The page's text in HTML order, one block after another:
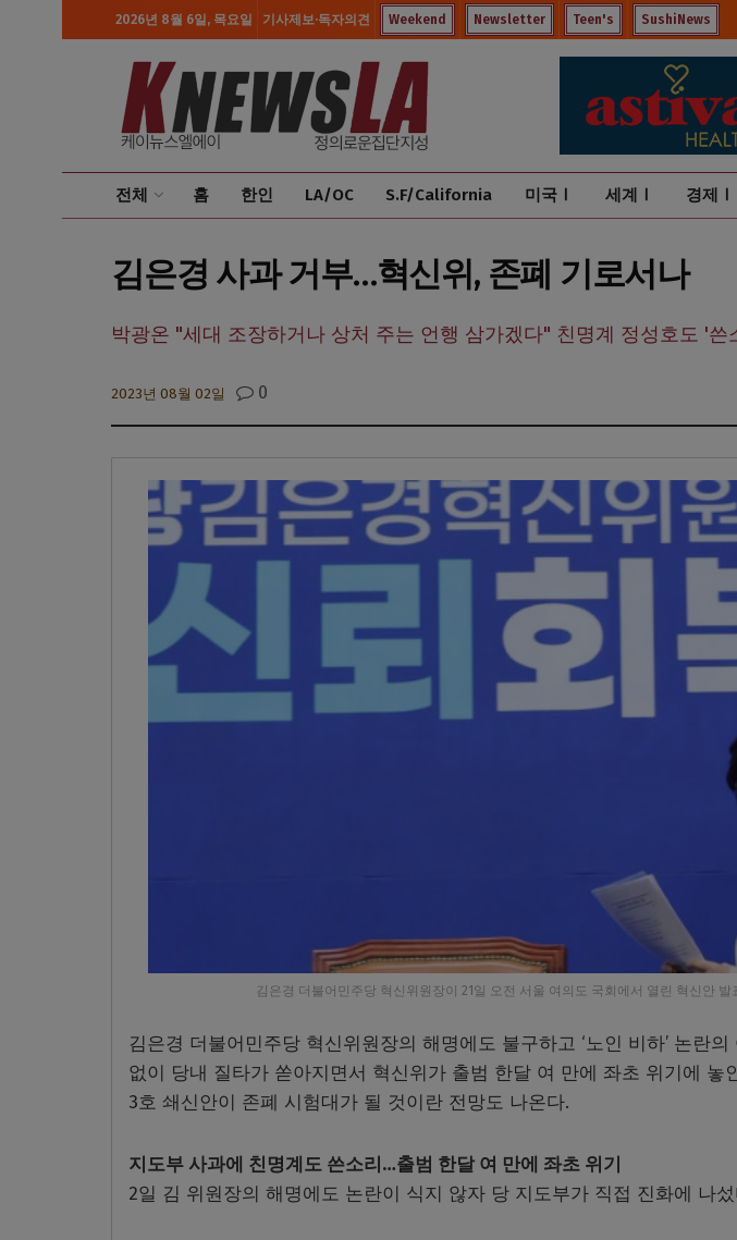
2026년 8월 6일, 목요일 기사제보·독자의견 Weekend Newsletter Teen's SushiNews
전체 홈 한인 LA/OC S.F/California 미국Ⅰ 세계Ⅰ 경제Ⅰ
김은경 사과 거부…혁신위, 존폐 기로서나
박광온 "세대 조장하거나 상처 주는 언행 삼가겠다" 친명계 정성호도 '
2023년 08월 02일 0
김은경 더불어민주당 혁신위원장이 21일 오전 서울 여의도 국회에서 열린 혁신안
김은경 더불어민주당 혁신위원장의 해명에도 불구하고 ‘노인 비하’ 논란
없이 당내 질타가 쏟아지면서 혁신위가 출범 한달 여 만에 좌초 위기에 놓
3호 쇄신안이 존폐 시험대가 될 것이란 전망도 나온다.
지도부 사과에 친명계도 쓴소리…출범 한달 여 만에 좌초 위기
2일 김 위원장의 해명에도 논란이 식지 않자 당 지도부가 직접 진화에 나